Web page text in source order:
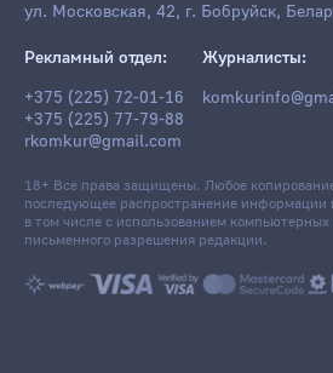
ул. Московская, 42, г. Бобруйск,
Рекламный отдел:
+375 (225) 72-01-16
+375 (225) 77-79-88
rkomkur@gmail.com
Журналисты:
18+ Все права защищены. Любое
последующее распространение информации
в том числе с использованием
письменного разрешения редакции.